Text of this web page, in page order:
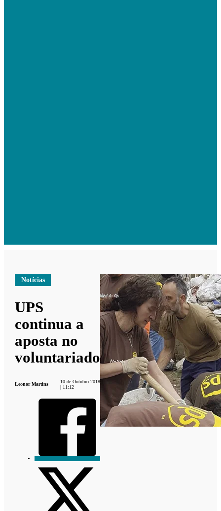
Notícias
UPS
continua a
aposta no
voluntariado
Leonor Martins
10 de Outubro 2018
| 11:12